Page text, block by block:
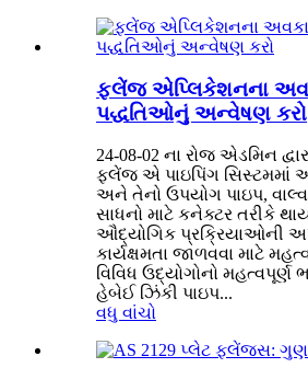
ફ્લેંજ એપ્લિકેશનના
પદ્ધતિઓનું અન્વેષણ કરો
24-08-02 ના રોજ એડમિન
ફ્લેંજ એ પાઇપિંગ સિસ્ટમમાં
અને તેનો ઉપયોગ પાઇપ,
સાધનો માટે કનેક્ટર તરીકે
ઔદ્યોગિક પ્રક્રિયાઓની
કાર્યક્ષમતા જાળવવા માટે
વિવિધ ઉદ્યોગોનો મહત્વપૂર્ણ
હેબેઈ ઝિંકી પાઇપ...
વધુ વાંચો